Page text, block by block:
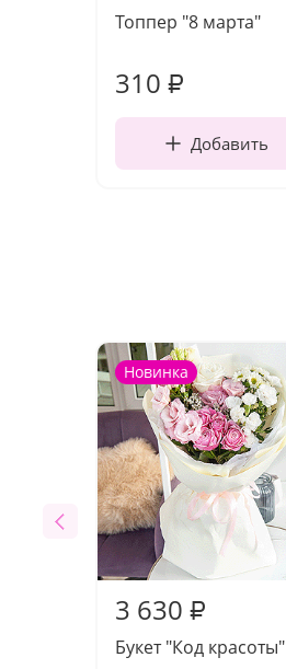
Топпер "8 марта"
310 ₽
Добавить
Новинка
3 630 ₽
Букет "Код красоты"